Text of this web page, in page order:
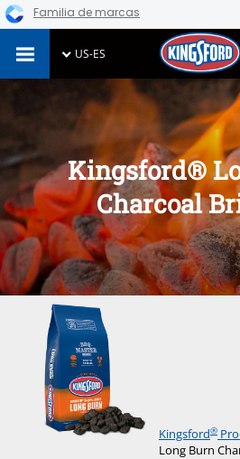
Familia de marcas
content
US-ES
Kingsford®
Charcoal
Kingsford®
Long Burn